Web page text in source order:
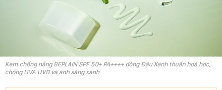
Kem chống nắng BEPLAIN SPF 50+ PA++++ dòng Đậu Xanh thuần hoá học,
chống UVA UVB và ánh sáng xanh